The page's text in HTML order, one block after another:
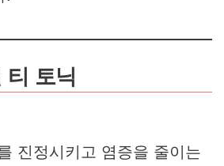
티 토닉
진정시키고 염증을 줄이는